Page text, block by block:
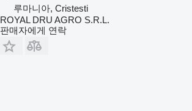
루마니아, Cristesti
ROYAL DRU AGRO S.R.L.
판매자에게 연락